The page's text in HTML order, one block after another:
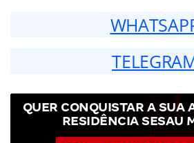
QUER CONQUISTAR A SUA
RESIDÊNCIA SESAU